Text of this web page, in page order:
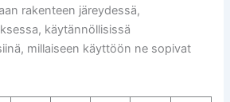
rakenteen järeydessä,
käytännöllisissä
millaiseen käyttöön ne sopivat